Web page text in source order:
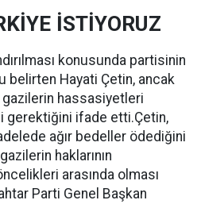
İSTİYORUZ
konusunda partisinin
belirten Hayati Çetin, ancak
hassasiyetleri
ifade etti.Çetin,
ağır bedeller ödediğini
haklarının
arasında olması
Parti Genel Başkan